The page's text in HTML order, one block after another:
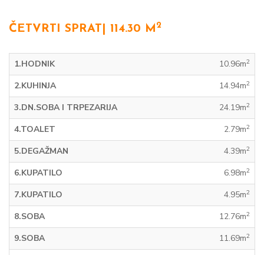
ČETVRTI SPRAT| 114.30 M 2
1.HODNIK 10.96m2
2.KUHINJA 14.94m2
3.DN.SOBA I TRPEZARIJA 24.19m2
4.TOALET 2.79m2
5.DEGAŽMAN 4.39m2
6.KUPATILO 6.98m2
7.KUPATILO 4.95m2
8.SOBA 12.76m2
9.SOBA 11.69m2